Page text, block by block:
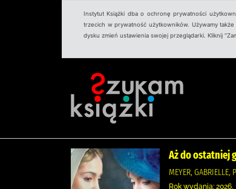
Instytut Książki dba o ochronę prywatności
trzecich w prywatność użytkowników. Używamy
dysku zmień ustawienia swojej przeglądarki. Kliknij
Aż do ostatniej
MEYER,
Rok wydania: 2026.